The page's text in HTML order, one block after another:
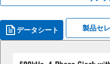
データシート 製品セ